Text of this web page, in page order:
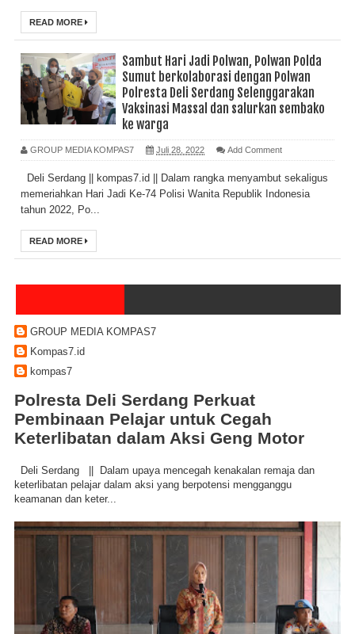
READ MORE
Sambut Hari Jadi Polwan, Polwan Polda
Sumut berkolaborasi dengan Polwan
Polresta Deli Serdang Selenggarakan
Vaksinasi Massal dan salurkan sembako
ke warga
GROUP MEDIA KOMPAS7 Juli 28, 2022 Add Comment
Deli Serdang || kompas7.id || Dalam rangka menyambut sekaligus
memeriahkan Hari Jadi Ke-74 Polisi Wanita Republik Indonesia
tahun 2022, Po...
READ MORE
GROUP MEDIA KOMPAS7
Kompas7.id
kompas7
Polresta Deli Serdang Perkuat
Pembinaan Pelajar untuk Cegah
Keterlibatan dalam Aksi Geng Motor
Deli Serdang || Dalam upaya mencegah kenakalan remaja dan
keterlibatan pelajar dalam aksi yang berpotensi mengganggu
keamanan dan keter...